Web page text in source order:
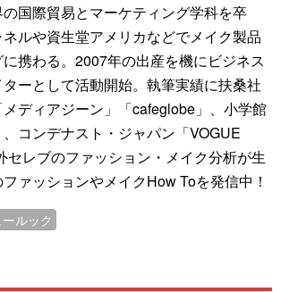
国際貿易とマーケティング学科を卒
ルや資生堂アメリカなどでメイク製品
携わる。2007年の出産を機にビジネス
ーとして活動開始。執筆実績に扶桑社
メディアジーン」「cafeglobe」、小学館
、コンデナスト・ジャパン「VOGUE
セレブのファッション・メイク分析が生
ァッションやメイクHow Toを発信中！
ルック